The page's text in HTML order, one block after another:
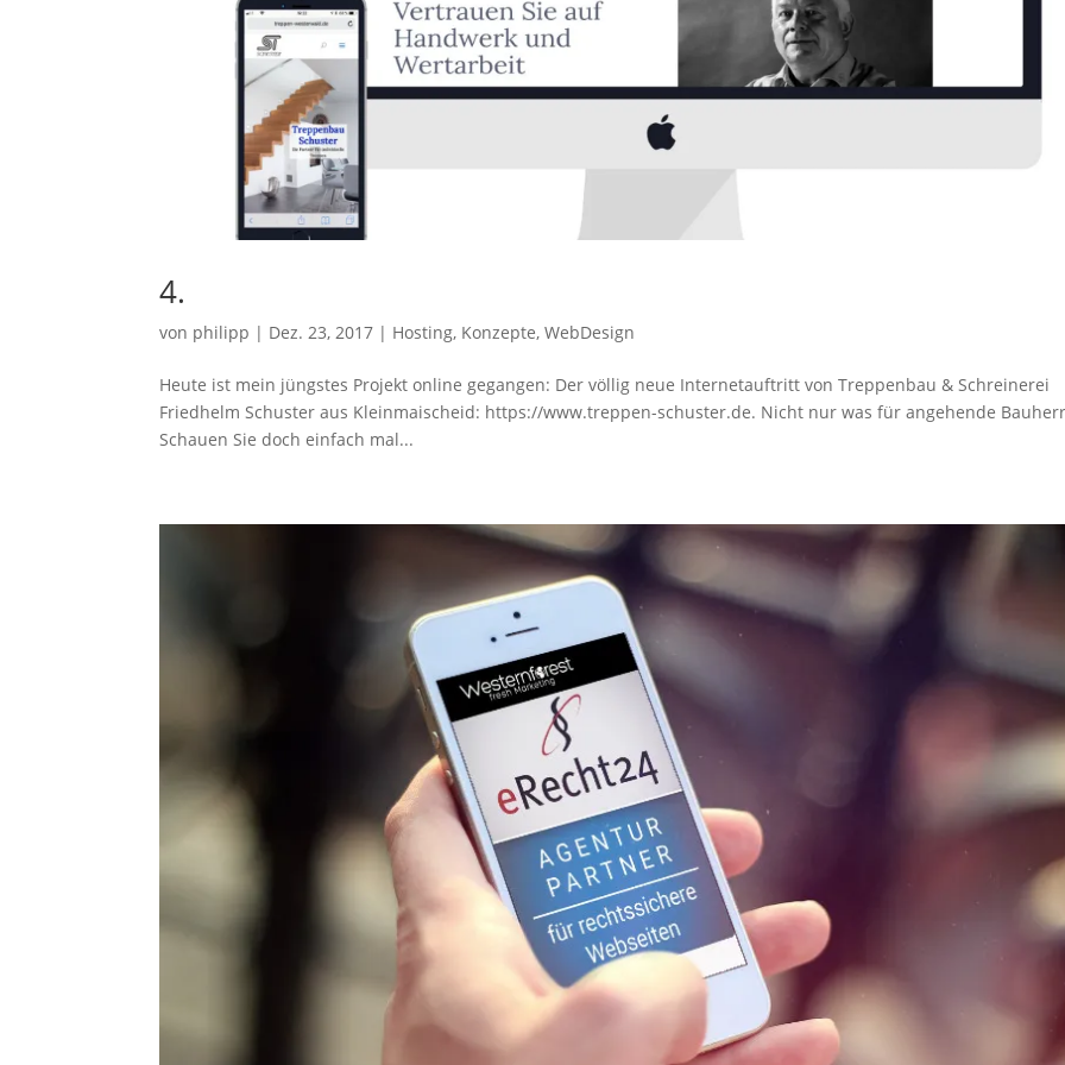
4.
von philipp | Dez. 23, 2017 | Hosting, Konzepte,WebDesign
Heute ist mein jüngstes Projekt online gegangen: Der völlig neue Internetauftritt von Treppenbau & Schreinerei
Friedhelm Schuster aus Kleinmaischeid: https://www.treppen-schuster.de. Nicht nur was für angehende
Schauen Sie doch einfach mal...